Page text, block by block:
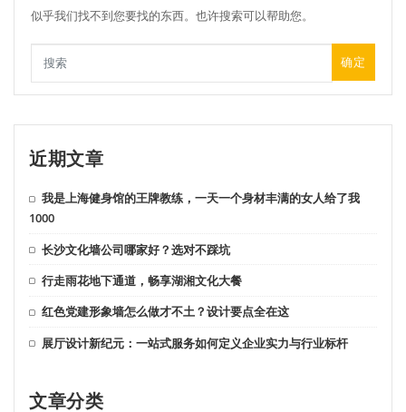
似乎我们找不到您要找的东西。也许搜索可以帮助您。
确定
近期文章
我是上海健身馆的王牌教练，一天一个身材丰满的女人给了我
1000
长沙文化墙公司哪家好？选对不踩坑
行走雨花地下通道，畅享湖湘文化大餐
红色党建形象墙怎么做才不土？设计要点全在这
展厅设计新纪元：一站式服务如何定义企业实力与行业标杆
文章分类